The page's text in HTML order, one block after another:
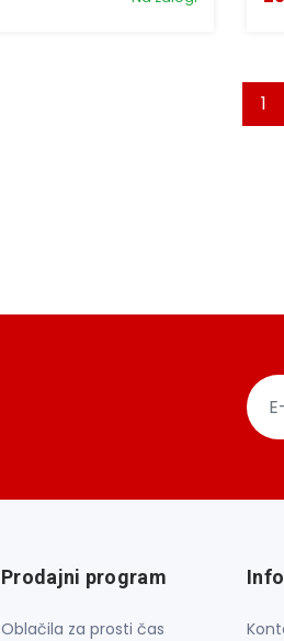
1
Prodajni program
Oblačila za prosti čas